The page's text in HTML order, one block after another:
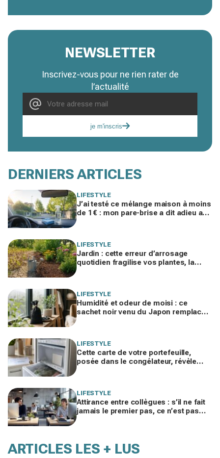
NEWSLETTER
Inscrivez-vous pour ne rien rater de
l’actualité
je m'inscris
DERNIERS ARTICLES
LIFESTYLE
J’ai testé ce mélange maison à moins
de 1 € : mon pare-brise a dit adieu aux
LIFESTYLE
Jardin : cette erreur d’arrosage
quotidien fragilise vos plantes, la
LIFESTYLE
Humidité et odeur de moisi : ce
sachet noir venu du Japon remplace
LIFESTYLE
Cette carte de votre portefeuille,
posée dans le congélateur, révèle
LIFESTYLE
Attirance entre collègues : s’il ne fait
jamais le premier pas, ce n’est pas
ARTICLES LES + LUS